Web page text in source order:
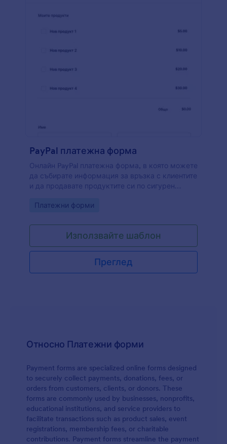
PayPal платежна форма
Онлайн PayPal платежна форма, в която можете
да събирате информация за връзка с клиентите
и да продавате продуктите си по сигурен
възможността да виждат изображения на
избират от опциите за количество. Добавете
вашето лого, изображения, шрифтове, цветове
и или добавете формата към уебсайта на
вашата компания или я използвайте, като
самостоятелна форма.
Go to Category:
Платежни форми
Използвайте шаблон
Преглед
Относно Платежни форми
Payment forms are specialized online forms designed
to securely collect payments, donations, fees, or
orders from customers, clients, or donors. These
forms are commonly used by businesses, nonprofits,
educational institutions, and service providers to
facilitate transactions such as product sales, event
registrations, membership fees, or charitable
contributions. Payment forms streamline the payment